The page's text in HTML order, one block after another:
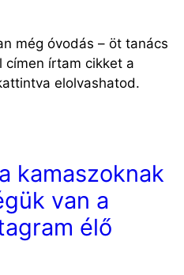
még óvodás – öt tanács
címen írtam cikket a
elolvashatod.
kamaszoknak
van a
élő